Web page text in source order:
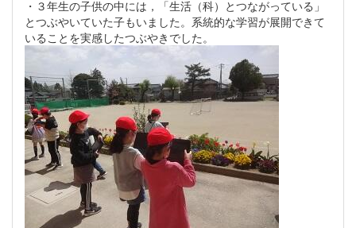
・３年生の子供の中には，「生活（科）とつながっている」
とつぶやいていた子もいました。系統的な学習が展開できて
いることを実感したつぶやきでした。